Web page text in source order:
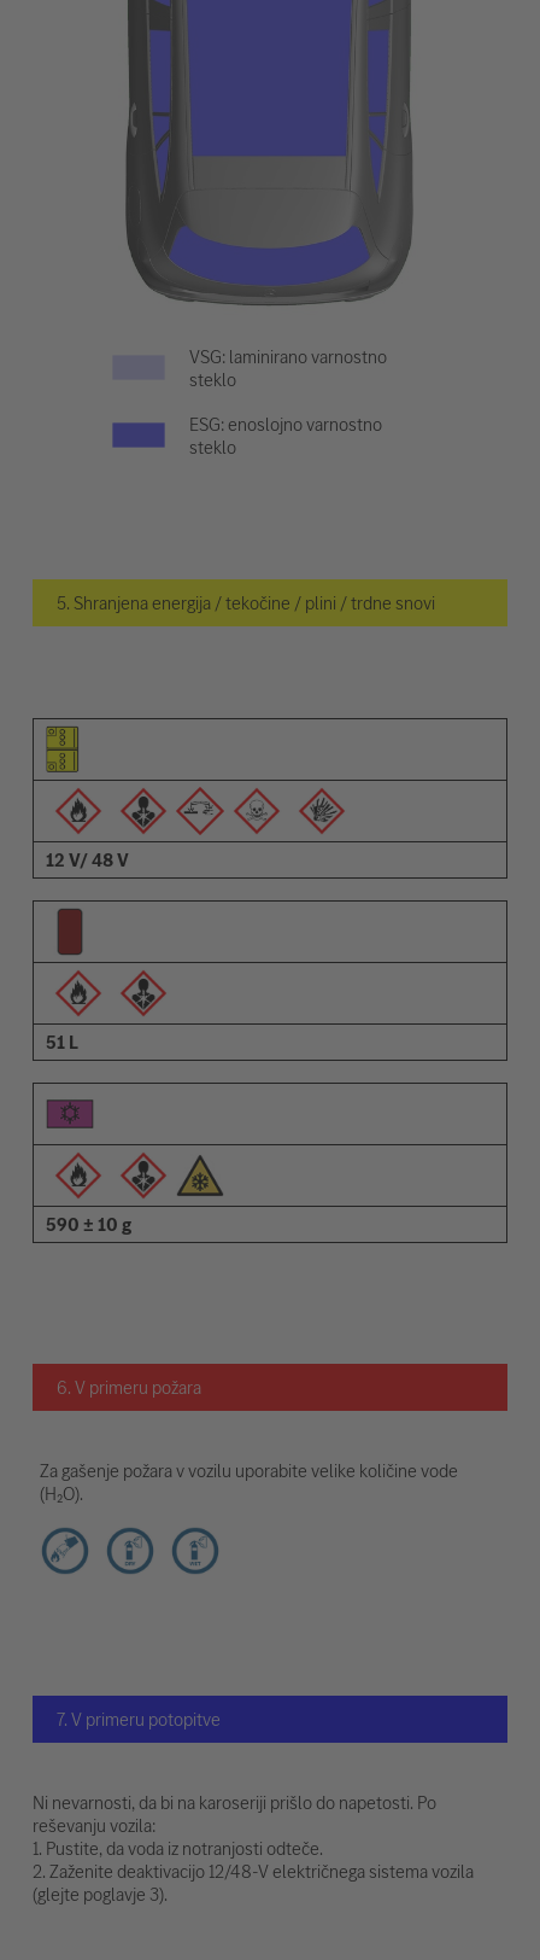
VSG: laminirano varnostno
steklo
ESG: enoslojno varnostno
steklo
5. Shranjena energija / tekočine / plini / trdne snovi
Piktogram elementa
Piktogrami opozoril
Opis
12 V/ 48 V
51 L
590 ± 10 g
6. V primeru požara
Za gašenje požara v vozilu uporabite velike količine vode
(H₂O).
7. V primeru potopitve
Ni nevarnosti, da bi na karoseriji prišlo do napetosti. Po
reševanju vozila:
1. Pustite, da voda iz notranjosti odteče.
2. Zaženite deaktivacijo 12/48-V električnega sistema vozila
(glejte poglavje 3).